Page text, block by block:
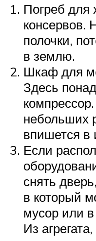
Погреб для
консервов.
полочки,
в землю.
Шкаф для
Здесь
небольших
впишется в
Если
снять
в который
мусор или
Из